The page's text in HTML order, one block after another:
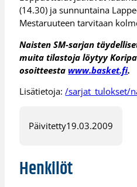
(14.30) ja sunnuntaina
Mestaruuteen tarvitaan
Naisten SM-sarjan
muita tilastoja löytyy
osoitteesta www.basket.fi.
Lisätietoja:/sarjat_tulokset/
Päivitetty19.03.2009
Henkilöt